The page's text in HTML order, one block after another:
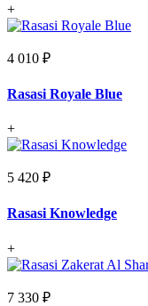
+
4 010 ₽
Rasasi Royale Blue
+
5 420 ₽
Rasasi Knowledge
+
7 330 ₽